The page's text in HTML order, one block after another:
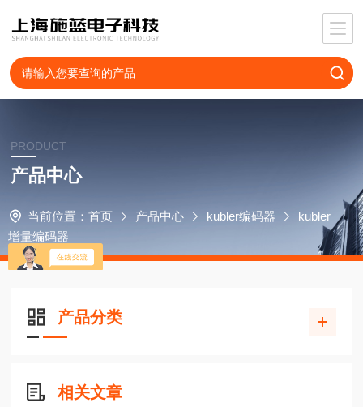
PRODUCT
产品中心
当前位置： 首页 产品中心 kubler编码器
kubler
增量编码器
产品分类
相关文章